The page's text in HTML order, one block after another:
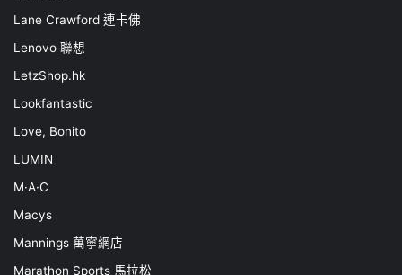
Lane Crawford 連卡佛
Lenovo 聯想
LetzShop.hk
Lookfantastic
Love, Bonito
LUMIN
M·A·C
Macys
Mannings 萬寧網店
Marathon Sports 馬拉松